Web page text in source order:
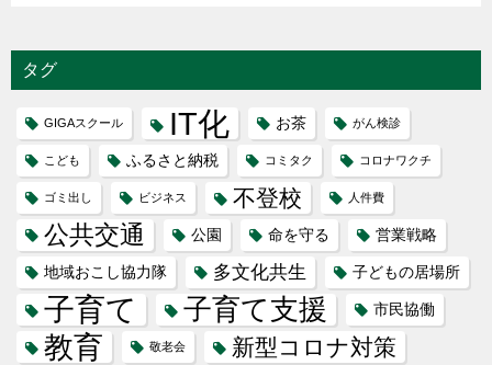
タグ
GIGAスクール IT化 お茶 がん検診
こども ふるさと納税 コミタク コロナワクチ
ゴミ出し ビジネス 不登校 人件費
公共交通 公園 命を守る 営業戦略
地域おこし協力隊 多文化共生 子どもの居場所
子育て 子育て支援 市民協働
教育 敬老会 新型コロナ対策